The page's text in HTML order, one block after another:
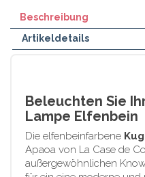
Beschreibung
Artikeldetails
Beleuchten Sie
Lampe Elfenbein
Die elfenbeinfarbene
Apaoa von La Case de
außergewöhnlichen